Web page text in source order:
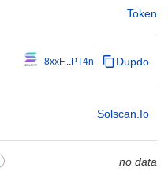
Token
8xxF...PT4n Dupdo
Solscan.io
no data